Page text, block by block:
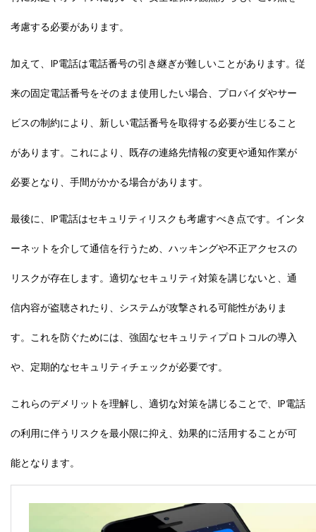
考慮する必要があります。
加えて、IP電話は電話番号の引き継ぎが難しいことがあります。従
来の固定電話番号をそのまま使用したい場合、プロバイダやサー
ビスの制約により、新しい電話番号を取得する必要が生じること
があります。これにより、既存の連絡先情報の変更や通知作業が
必要となり、手間がかかる場合があります。
最後に、IP電話はセキュリティリスクも考慮すべき点です。インタ
ーネットを介して通信を行うため、ハッキングや不正アクセスの
リスクが存在します。適切なセキュリティ対策を講じないと、通
信内容が盗聴されたり、システムが攻撃される可能性がありま
す。これを防ぐためには、強固なセキュリティプロトコルの導入
や、定期的なセキュリティチェックが必要です。
これらのデメリットを理解し、適切な対策を講じることで、IP電話
の利用に伴うリスクを最小限に抑え、効果的に活用することが可
能となります。